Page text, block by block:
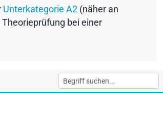
Unterkategorie A2 (näher an
bei einer